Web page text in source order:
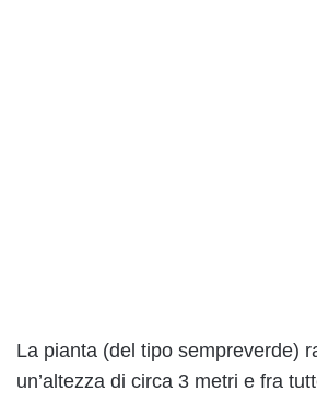
La pianta (del tipo sempreverde)
un’altezza di circa 3 metri e fra